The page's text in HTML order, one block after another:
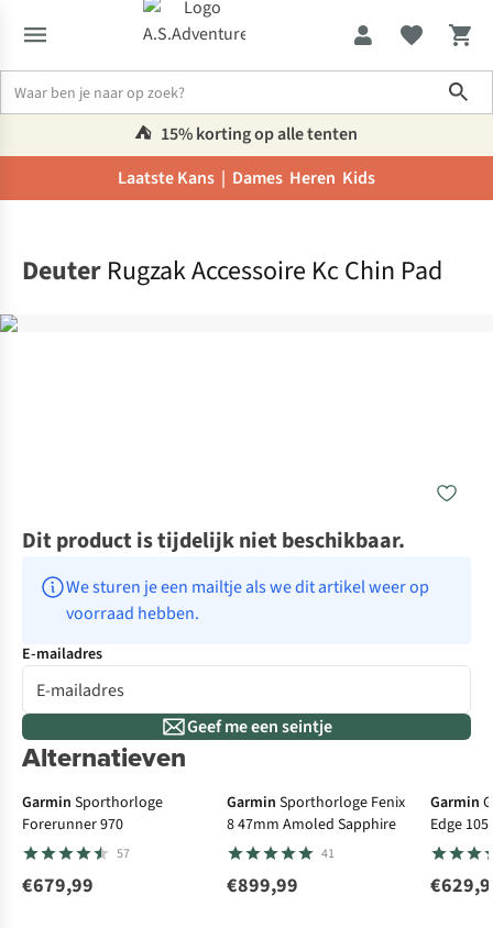
⛺️ 15% korting op alle tenten
Laatste Kans | Dames Heren Kids
Deuter Rugzak Accessoire Kc Chin Pad
Dit product is tijdelijk niet beschikbaar.
We sturen je een mailtje als we dit artikel weer op
voorraad hebben.
E-mailadres
Geef me een seintje
Alternatieven
Garmin Sporthorloge
Forerunner 970
57
€679,99
Garmin Sporthorloge Fenix
8 47mm Amoled Sapphire
41
€899,99
Garmin
Edge